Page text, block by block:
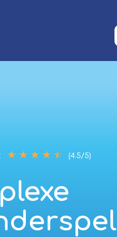
☆ ☆ ☆ ☆ ☆ (4.5/5)